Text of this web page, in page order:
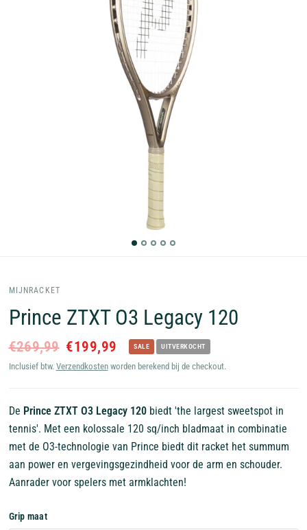
MIJNRACKET
Prince ZTXT O3 Legacy 120
€269,99 €199,99 SALE UITVERKOCHT
Inclusief btw. Verzendkostenworden berekend bij de checkout.
De Prince ZTXT O3 Legacy 120biedt 'the largest sweetspot in
tennis'. Met een kolossale 120 sq/inch bladmaat in combinatie
met de O3-technologie van Prince biedt dit racket het summum
aan power en vergevingsgezindheid voor de arm en schouder.
Aanrader voor spelers met armklachten!
Grip maat